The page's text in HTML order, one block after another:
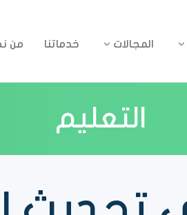
المجالات خدماتنا من
التعليم